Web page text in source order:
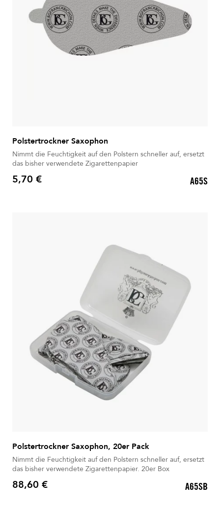
Polstertrockner Saxophon
Nimmt die Feuchtigkeit auf den Polstern schneller auf, ersetzt
das bisher verwendete Zigarettenpapier
Preis
5,70 € A65S
Polstertrockner Saxophon, 20er Pack
Nimmt die Feuchtigkeit auf den Polstern schneller auf, ersetzt
das bisher verwendete Zigarettenpapier. 20er Box
Preis
88,60 € A65SB